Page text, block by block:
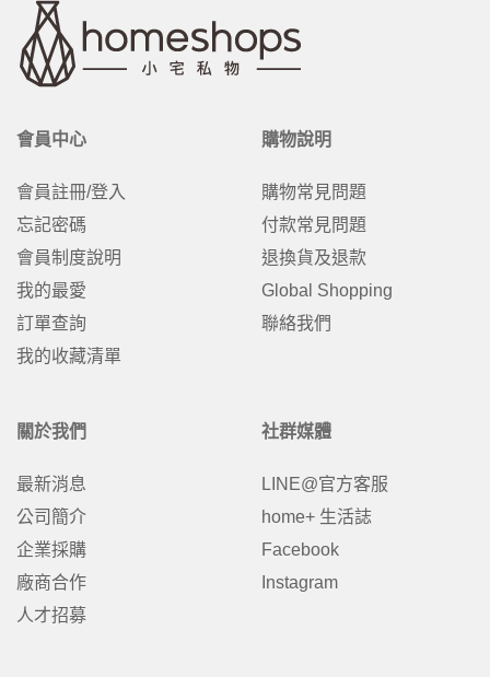
會員中心
會員註冊/登入
忘記密碼
會員制度說明
我的最愛
訂單查詢
我的收藏清單
購物說明
購物常見問題
付款常見問題
退換貨及退款
Global Shopping
聯絡我們
關於我們
最新消息
公司簡介
企業採購
廠商合作
人才招募
社群媒體
LINE@官方客服
home+ 生活誌
Facebook
Instagram